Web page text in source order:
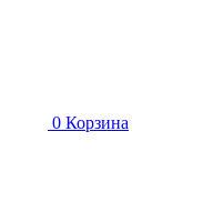
0 Корзина